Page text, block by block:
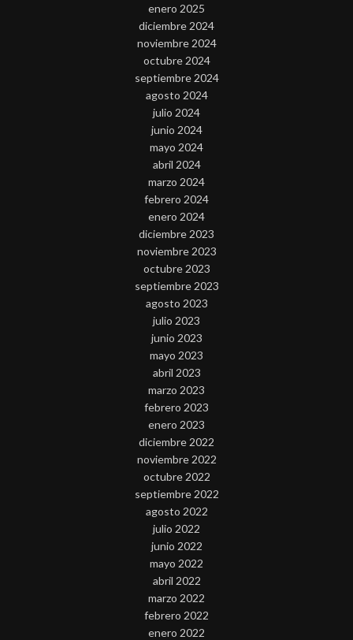
enero 2025
diciembre 2024
noviembre 2024
octubre 2024
septiembre 2024
agosto 2024
julio 2024
junio 2024
mayo 2024
abril 2024
marzo 2024
febrero 2024
enero 2024
diciembre 2023
noviembre 2023
octubre 2023
septiembre 2023
agosto 2023
julio 2023
junio 2023
mayo 2023
abril 2023
marzo 2023
febrero 2023
enero 2023
diciembre 2022
noviembre 2022
octubre 2022
septiembre 2022
agosto 2022
julio 2022
junio 2022
mayo 2022
abril 2022
marzo 2022
febrero 2022
enero 2022